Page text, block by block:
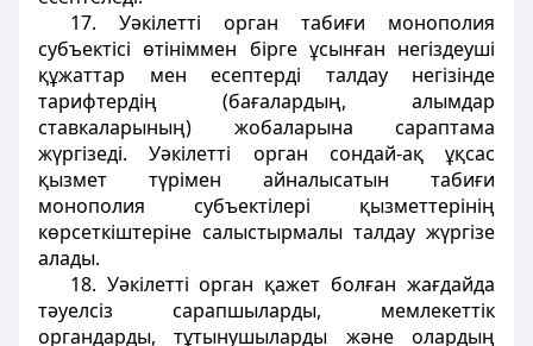
17. Уәкiлетті орган табиғи монополия
субъектiсi өтiнiммен бірге ұсынған негiздеуші
құжаттар мен есептердi талдау негiзiнде
тарифтердiң (бағалардың, алымдар
ставкаларының) жобаларына сараптама
жүргiзедi. Уәкілетті орган сондай-ақ ұқсас
қызмет түрiмен айналысатын табиғи
монополия субъектiлерi қызметтерiнiң
көрсеткiштерiне салыстырмалы талдау жүргізе
алады.
18. Уәкiлеттi орган қажет болған жағдайда
тәуелсiз сарапшыларды, мемлекеттік
органдарды, тұтынушыларды және олардың